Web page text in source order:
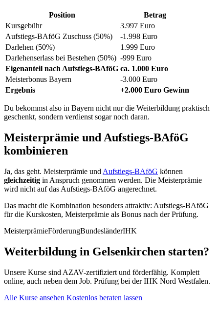
Position
Betrag
Kursgebühr
3.997 Euro
Aufstiegs-BAföG Zuschuss (50%)
-1.998 Euro
Darlehen (50%)
1.999 Euro
Darlehenserlass bei Bestehen (50%) -999 Euro
Eigenanteil nach Aufstiegs-BAföG ca. 1.000 Euro
Meisterbonus Bayern
-3.000 Euro
Ergebnis
+2.000 Euro Gewinn
Du bekommst also in Bayern nicht nur die Weiterbildung praktisch
geschenkt, sondern verdienst sogar noch daran.
Meisterprämie und Aufstiegs-BAföG
kombinieren
Ja, das geht. Meisterprämie und Aufstiegs-BAföG können
gleichzeitig in Anspruch genommen werden. Die Meisterprämie
wird nicht auf das Aufstiegs-BAföG angerechnet.
Das macht die Kombination besonders attraktiv: Aufstiegs-BAföG
für die Kurskosten, Meisterprämie als Bonus nach der Prüfung.
MeisterprämieFörderungBundesländerIHK
Weiterbildung in Gelsenkirchen starten?
Unsere Kurse sind AZAV-zertifiziert und förderfähig. Komplett
online, auch neben dem Job. Prüfung bei der IHK Nord Westfalen.
Alle Kurse ansehen Kostenlos beraten lassen